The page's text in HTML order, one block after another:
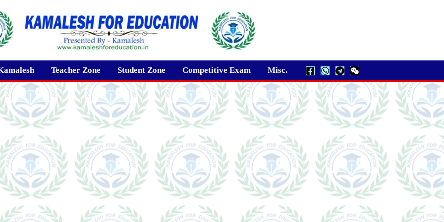
Teacher Zone Student Zone Competitive Exam Misc.